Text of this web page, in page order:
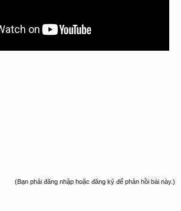
(Bạn phải đăng nhập hoặc đăng ký để phản hồi bài này.)